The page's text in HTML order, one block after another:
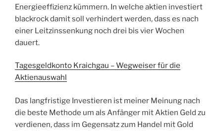
Energieeffizienz kümmern. In welche aktien investiert
blackrock damit soll verhindert werden, dass es nach
einer Leitzinssenkung noch drei bis vier Wochen
dauert.
Tagesgeldkonto Kraichgau – Wegweiser für die
Aktienauswahl
Das langfristige Investieren ist meiner Meinung nach
die beste Methode um als Anfänger mit Aktien Geld zu
verdienen, dass im Gegensatz zum Handel mit Gold